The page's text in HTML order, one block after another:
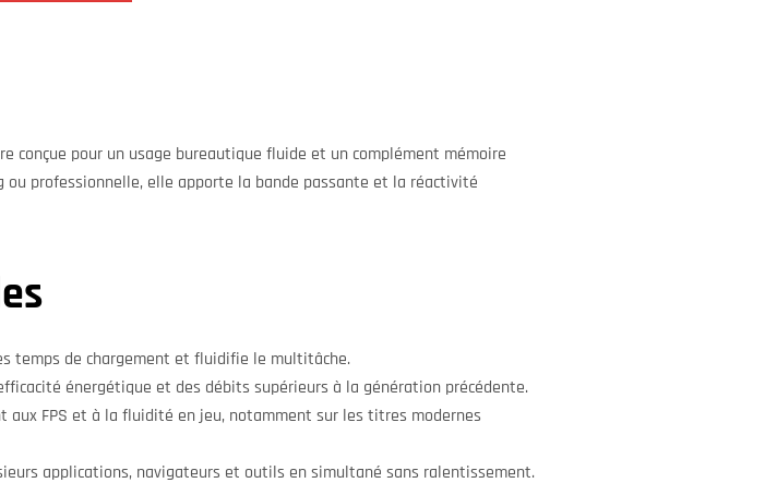
conçue pour un usage bureautique fluide et un complément mémoire
ou professionnelle, elle apporte la bande passante et la réactivité
temps de chargement et fluidifie le multitâche.
énergétique et des débits supérieurs à la génération précédente.
FPS et à la fluidité en jeu, notamment sur les titres modernes
applications, navigateurs et outils en simultané sans ralentissement.